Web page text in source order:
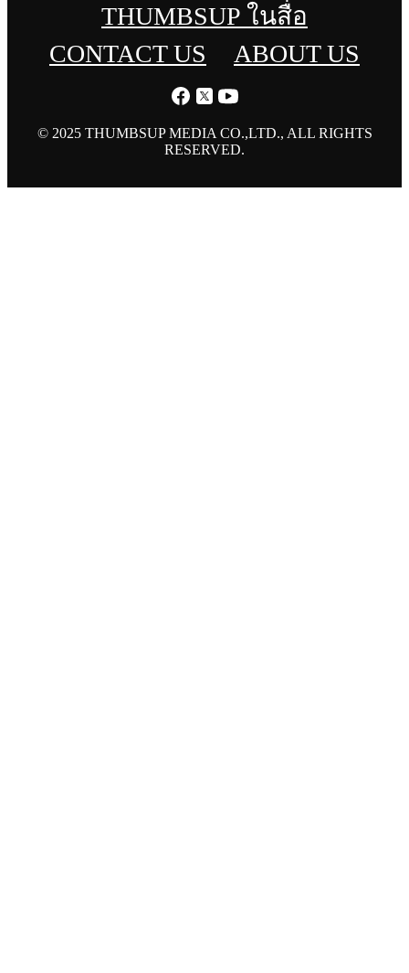
THUMBSUP ในสื่อ
CONTACT US
ABOUT US
© 2025 THUMBSUP MEDIA CO.,LTD., ALL RIGHTS
RESERVED.